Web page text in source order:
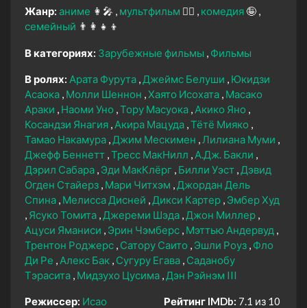
Жанр: аниме 👩‍🎤 мультфильм 🧚‍♀️ комедия 🤪
семейный 👨‍👩‍👧‍👦
В категориях: Зарубежные фильмы Фильмы
В ролях: Арата Фурута Джеймс Белуши
Юкидзи
Асаока Молли Шеннон Хаято Исохата Масако
Араки
Наоми Уно Тору Масуока Акико Яно
Косандзи Янагия Акира Мацуда Тётё Мияко
Тамао Накамура Джим Мескимен
Лилиана Муми
Джефф Беннетт Тресс МакНилл
А.Дж. Бакли
Дэрил Сабара Эди МакКлёрг Билли Уэст Дэвид
Огден Стайерз Мари Читхэм
Джордан Дель
Спина Мелисса Дисней Дикси Картер Эмбер Худ
Ясуко Томита Джереми Шэда Джон Миллер
Ацуси Яманиси
Эрин Чэмберс Мэттью Андервуд
Трентон Роджерс Сатору Саито Эшли Роуз Фло
Ди Ре
Алекс Бак Сугуру Егава Саданобу
Тэрасита Мидзухо Цусима Дэн Рэйнэм III
Режиссер: Исао
Рейтинг IMDb: 7.1 из 10